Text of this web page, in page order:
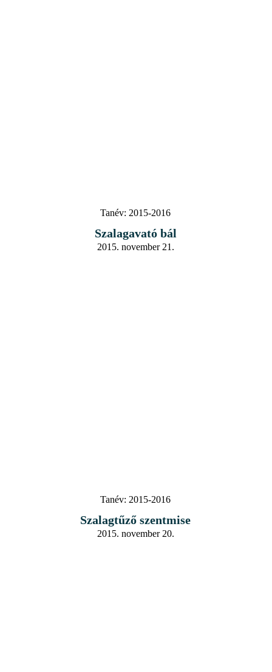
Tanév: 2015-2016
Szalagavató bál
2015. november 21.
Tanév: 2015-2016
Szalagtűző szentmise
2015. november 20.